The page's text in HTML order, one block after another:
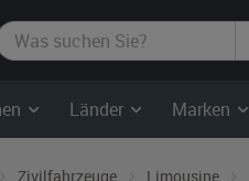
Länder Marken
Zivilfahrzeuge Limousine